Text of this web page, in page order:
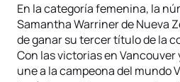
En la categoría femenina, la
Samantha Warriner de Nueva
de ganar su tercer título de la
Con las victorias en Vancouver
une a la campeona del mundo